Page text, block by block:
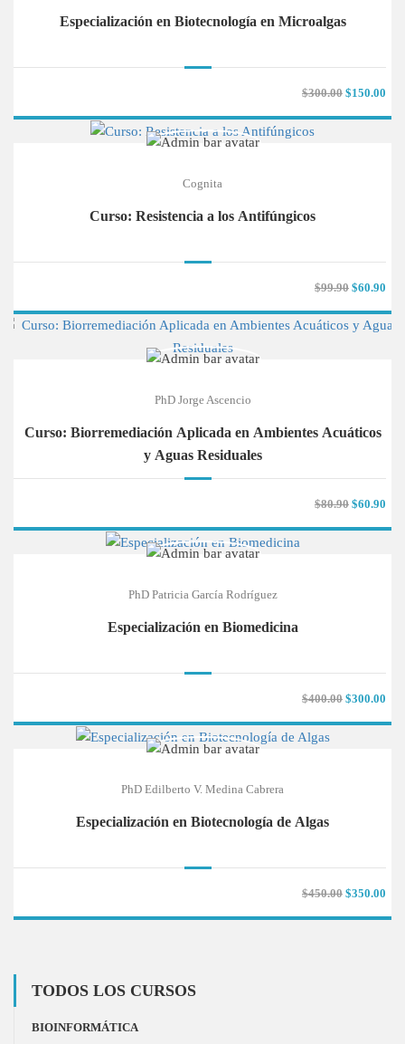
Especialización en Biotecnología en Microalgas
$300.00 $150.00
Cognita
Curso: Resistencia a los Antifúngicos
$99.90 $60.90
PhD Jorge Ascencio
Curso: Biorremediación Aplicada en Ambientes Acuáticos
y Aguas Residuales
$80.90 $60.90
PhD Patricia García Rodríguez
Especialización en Biomedicina
$400.00 $300.00
PhD Edilberto V. Medina Cabrera
Especialización en Biotecnología de Algas
$450.00 $350.00
TODOS LOS CURSOS
BIOINFORMÁTICA